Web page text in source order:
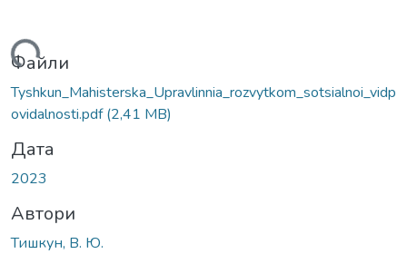
Файли
Tyshkun_Mahisterska_Upravlinnia_rozvytkom_sotsialnoi_vidp
ovidalnosti.pdf(2,41 MB)
Дата
2023
Автори
Тишкун, В. Ю.